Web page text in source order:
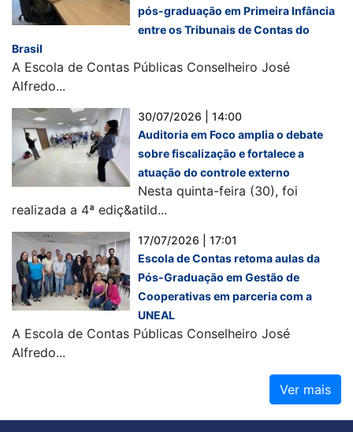
pós-graduação em Primeira Infância
entre os Tribunais de Contas do
Brasil
A Escola de Contas Públicas Conselheiro José
Alfredo...
30/07/2026 | 14:00
Auditoria em Foco amplia o debate
sobre fiscalização e fortalece a
atuação do controle externo
Nesta quinta-feira (30), foi
realizada a 4ª ediç&atild...
17/07/2026 | 17:01
Escola de Contas retoma aulas da
Pós-Graduação em Gestão de
Cooperativas em parceria com a
UNEAL
A Escola de Contas Públicas Conselheiro José
Alfredo...
Ver mais